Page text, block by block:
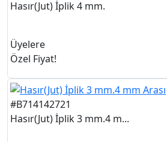
Hasır(Jut) İplik 4 mm.
Üyelere
Özel Fiyat!
#B714142721
Hasır(Jut) İplik 3 mm.4 m...